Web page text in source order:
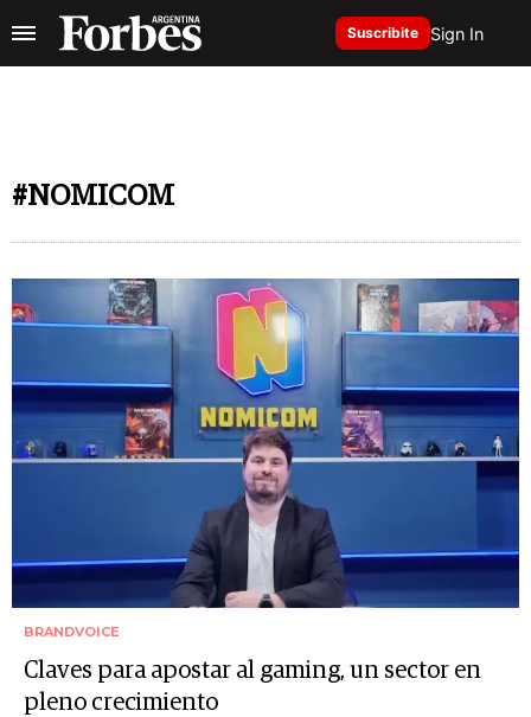
Suscribite Sign In
#NOMICOM
BRANDVOICE
Claves para apostar al gaming, un sector en
pleno crecimiento